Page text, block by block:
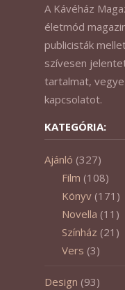
A Kávéház
életmód
publicisták
szívesen
tartalmat,
kapcsolatot.
KATEGÓRIA:
Ajánló (327)
Film (108)
Könyv (171)
Novella (11)
Színház (21)
Vers (3)
Design (93)